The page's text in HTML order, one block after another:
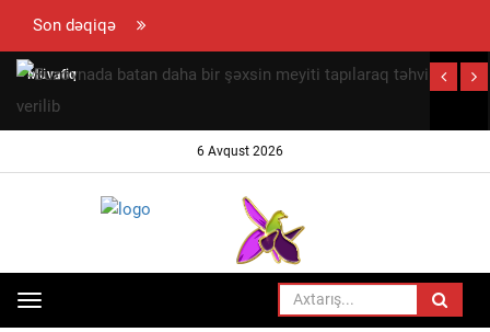
Son dəqiqə
Müvafiq
bazarda
səviyyəsinin
təsdiqlənib
6 Avqust 2026
Toggle
HADISƏ